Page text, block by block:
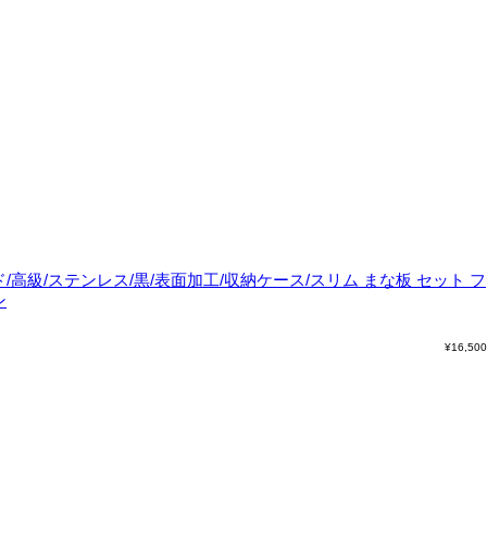
級/ステンレス/黒/表面加工/収納ケース/スリム まな板 セット フ
¥16,500